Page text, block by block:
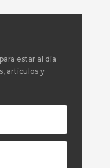
estar al día
artículos y